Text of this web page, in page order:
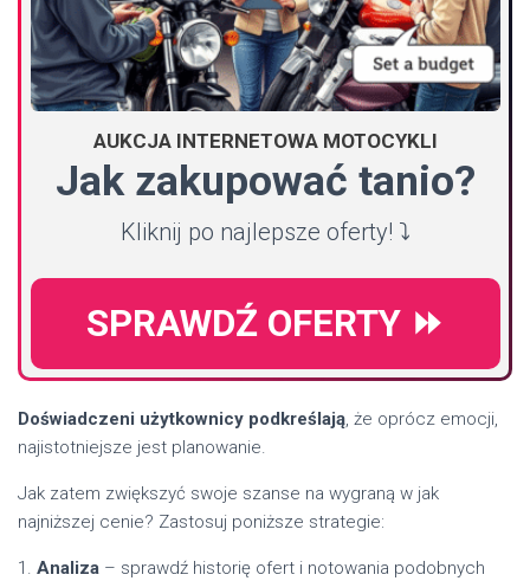
AUKCJA INTERNETOWA MOTOCYKLI
Jak zakupować tanio?
Kliknij po najlepsze oferty! ⤵️
SPRAWDŹ OFERTY ⏩
Doświadczeni użytkownicy podkreślają, że oprócz emocji,
najistotniejsze jest planowanie.
Jak zatem zwiększyć swoje szanse na wygraną w jak
najniższej cenie? Zastosuj poniższe strategie:
1. Analiza – sprawdź historię ofert i notowania podobnych